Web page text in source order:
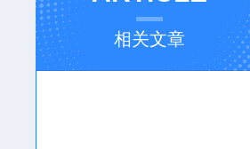
相关文章